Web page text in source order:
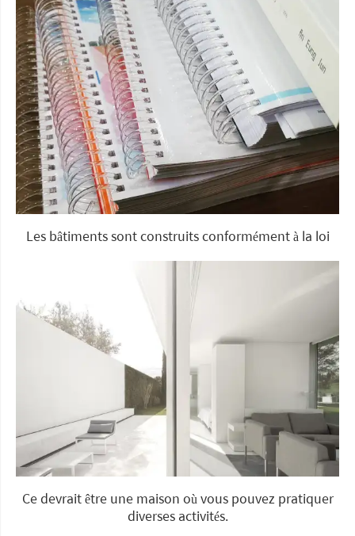
Les bâtiments sont construits conformément à la loi
Ce devrait être une maison où vous pouvez pratiquer
diverses activités.